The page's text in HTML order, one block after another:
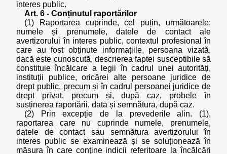
interes public.
Art. 6 - Conținutul raportărilor
(1) Raportarea cuprinde, cel puțin, următoarele:
numele și prenumele, datele de contact ale
avertizorului în interes public, contextul profesional în
care au fost obținute informațiile, persoana vizată,
dacă este cunoscută, descrierea faptei susceptibile să
constituie încălcare a legii în cadrul unei autorități,
instituții publice, oricărei alte persoane juridice de
drept public, precum și în cadrul persoanei juridice de
drept privat, precum și, după caz, probele în
susținerea raportării, data și semnătura, după caz.
(2) Prin excepție de la prevederile alin. (1),
raportarea care nu cuprinde numele, prenumele,
datele de contact sau semnătura avertizorului în
interes public se examinează și se soluționează în
măsura în care conține indicii referitoare la încălcări